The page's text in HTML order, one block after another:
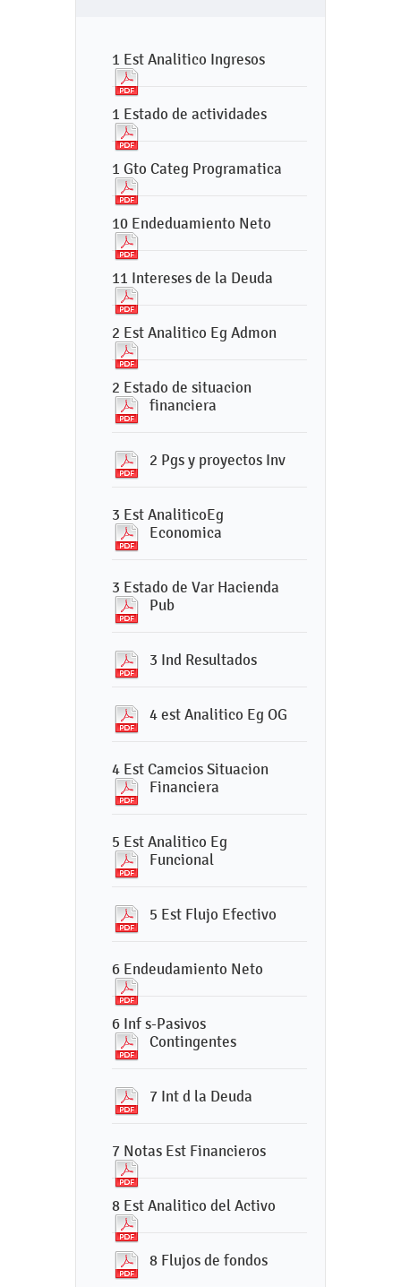
1 Est Analitico Ingresos
1 Estado de actividades
1 Gto Categ Programatica
10 Endeduamiento Neto
11 Intereses de la Deuda
2 Est Analitico Eg Admon
2 Estado de situacion
financiera
2 Pgs y proyectos Inv
3 Est AnaliticoEg
Economica
3 Estado de Var Hacienda
Pub
3 Ind Resultados
4 est Analitico Eg OG
4 Est Camcios Situacion
Financiera
5 Est Analitico Eg
Funcional
5 Est Flujo Efectivo
6 Endeudamiento Neto
6 Inf s-Pasivos
Contingentes
7 Int d la Deuda
7 Notas Est Financieros
8 Est Analitico del Activo
8 Flujos de fondos